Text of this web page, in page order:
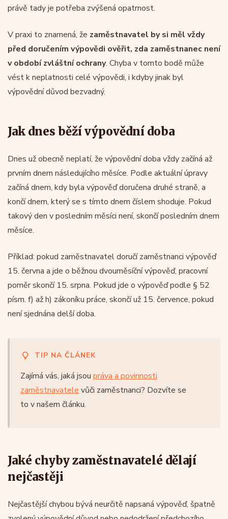
právě tady je potřeba zvýšená opatrnost.
V praxi to znamená, že zaměstnavatel by si měl vždy
před doručením výpovědi ověřit, zda zaměstnanec není
v období zvláštní ochrany. Chyba v tomto bodě může
vést k neplatnosti celé výpovědi, i kdyby jinak byl
výpovědní důvod bezvadný.
Jak dnes běží výpovědní doba
Dnes už obecně neplatí, že výpovědní doba vždy začíná až
prvním dnem následujícího měsíce. Podle aktuální úpravy
začíná dnem, kdy byla výpověď doručena druhé straně, a
končí dnem, který se s tímto dnem číslem shoduje. Pokud
takový den v posledním měsíci není, skončí posledním dnem
měsíce.
Příklad: pokud zaměstnavatel doručí zaměstnanci výpověď
15. června a jde o běžnou dvouměsíční výpověď, pracovní
poměr skončí 15. srpna. Pokud jde o výpověď podle § 52
písm. f) až h) zákoníku práce, skončí už 15. července, pokud
není sjednána delší doba.
TIP NA ČLÁNEK
Zajímá vás, jaká jsou práva a povinnosti
zaměstnavatele vůči zaměstnanci? Dozvíte se
to v našem článku.
Jaké chyby zaměstnavatelé dělají
nejčastěji
Nejčastější chybou bývá neurčitě napsaná výpověď, špatně